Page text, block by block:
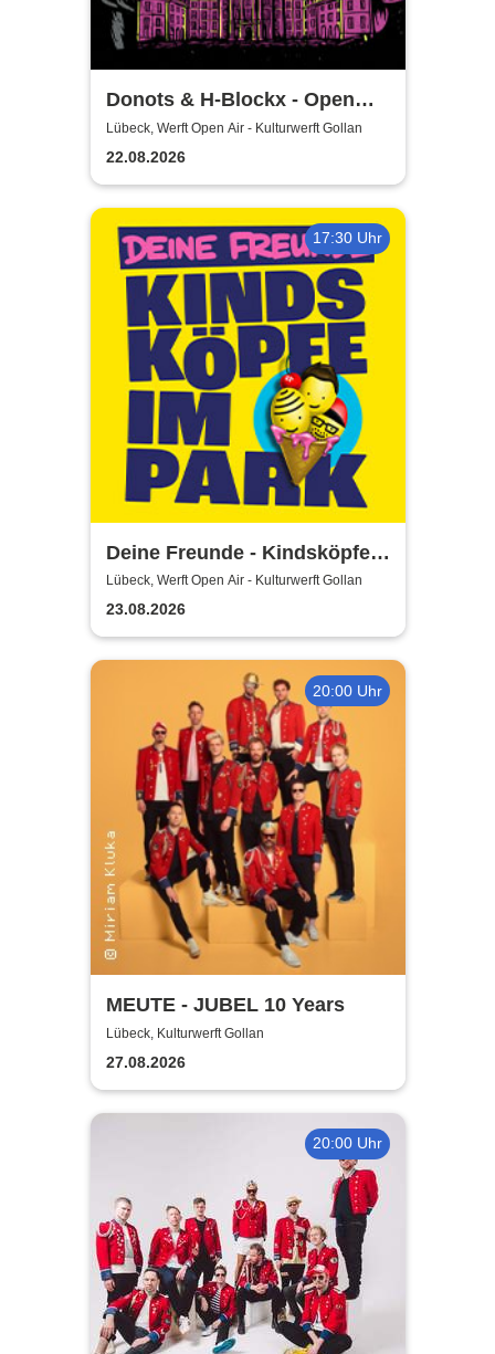
Donots & H-Blockx - Open
Airs 2026
Lübeck, Werft Open Air - Kulturwerft Gollan
22.08.2026
17:30 Uhr
Deine Freunde - Kindsköpfe
im Park - Open Air 2026
Lübeck, Werft Open Air - Kulturwerft Gollan
23.08.2026
20:00 Uhr
MEUTE - JUBEL 10 Years
Lübeck, Kulturwerft Gollan
27.08.2026
20:00 Uhr